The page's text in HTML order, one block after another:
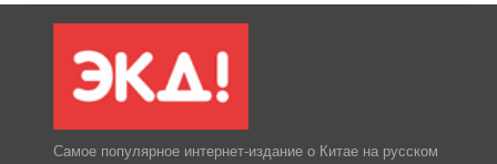
Самое популярное интернет-издание о Китае на русском